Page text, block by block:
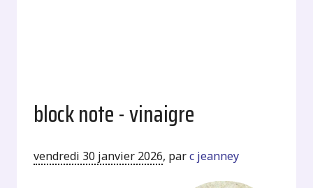
block note - vinaigre
vendredi 30 janvier 2026, parc jeanney